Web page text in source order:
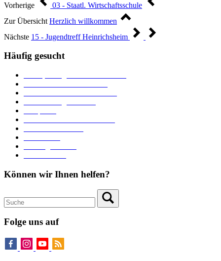
Vorherige
03 - Staatl. Wirtschaftsschule
Zur Übersicht Herzlich willkommen
Nächste 15 - Jugendtreff Heinrichsheim
Häufig gesucht
Können wir Ihnen helfen?
Folge uns auf